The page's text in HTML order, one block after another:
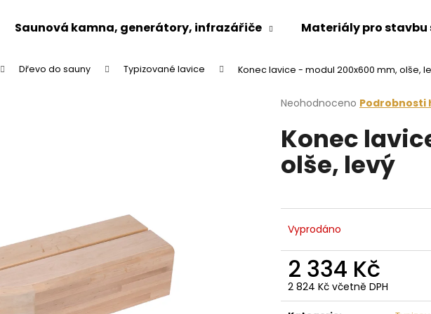
Saunová kamna, generátory, infrazářiče Materiály pro stavbu
Dřevo do sauny Typizované lavice Konec lavice - modul 200x600 mm, olše,
Průměrné
produktu
je
z
Neohodnoceno Podrobnosti
Konec
olše, levý
Vyprodáno
2 334 Kč
2 824 Kč včetně DPH
Měrná
Co potřebujete najít?
HLEDAT